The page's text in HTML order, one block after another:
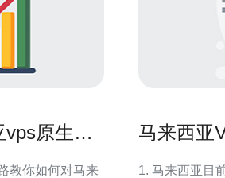
原生实
教你如何对马来
马来西亚
1. 马来西亚目